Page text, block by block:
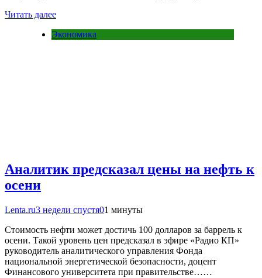
Читать далее
Экономика
Аналитик предсказал цены на нефть к
осени
Lenta.ru3 недели спустя01 минуты
Стоимость нефти может достичь 100 долларов за баррель к
осени. Такой уровень цен предсказал в эфире «Радио КП»
руководитель аналитического управления Фонда
национальной энергетической безопасности, доцент
Финансового университета при правительстве……